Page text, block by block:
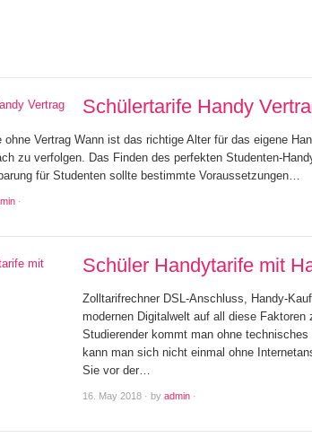
Schülertarife Handy
ohne Vertrag Wann ist das richtige Alter für das eigene
zu verfolgen. Das Finden des perfekten Studenten-
für Studenten sollte bestimmte Voraussetzungen…
·
Schüler Handytarife mit
Zolltarifrechner DSL-Anschluss, Handy-
modernen Digitalwelt auf all diese Faktoren
Studierender kommt man ohne
kann man sich nicht einmal ohne
Sie vor der…
16. May 2018 · by admin ·